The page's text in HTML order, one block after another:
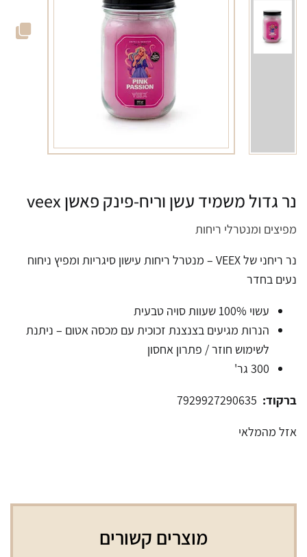
נר גדול משמיד עשן וריח-פינק פאשן veex
מפיצים ומנטרלי ריחות
נר ריחני של VEEX – מנטרל ריחות עישון סיגריות ומפיץ ניחוח
נעים בחדר
עשוי 100% שעוות סויה טבעית
הנרות מגיעים בצנצנת זכוכית עם מכסה אטום – ניתנת
לשימוש חוזר / פתרון אחסון
300 גר'
ברקוד:
אזל מהמלאי
מוצרים קשורים